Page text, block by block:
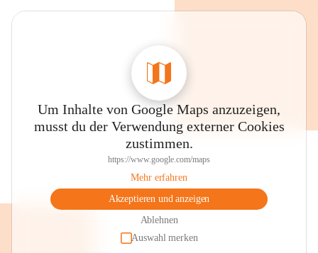
Um Inhalte von Google Maps anzuzeigen,
musst du der Verwendung externer Cookies
zustimmen.
https://www.google.com/maps
Mehr erfahren
Akzeptieren und anzeigen
Ablehnen
Auswahl merken